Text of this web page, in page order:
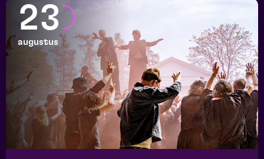
23
augustus